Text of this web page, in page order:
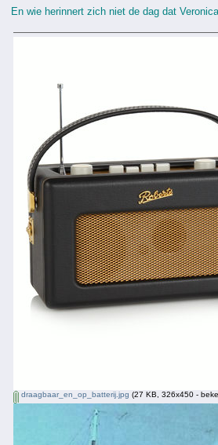
En wie herinnert zich niet de dag dat
draagbaar_en_op_batterij.jpg (27 KB, 326x450 -